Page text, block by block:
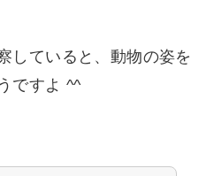
していると、動物の姿を
ですよ ^^